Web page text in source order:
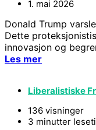
1. mai 2026
Donald Trump
Dette
innovasjon og
Les mer
Liberalistiske
136 visninger
3 minutter